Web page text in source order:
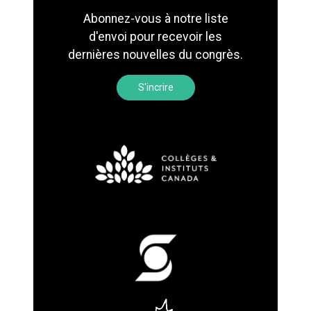
Abonnez-vous à notre liste
d'envoi pour recevoir les
dernières nouvelles du congrès.
S'incrire